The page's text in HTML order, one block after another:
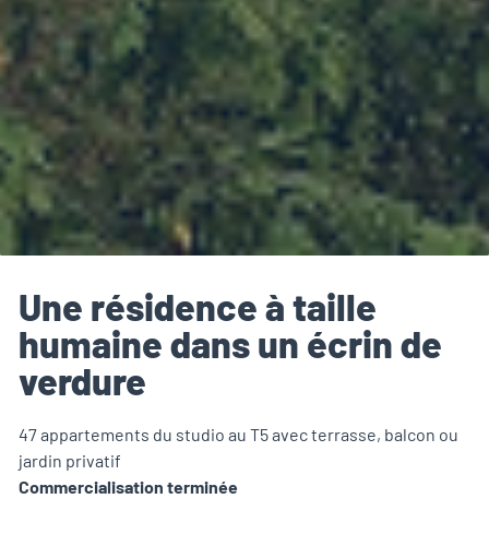
Une résidence à taille
humaine dans un écrin de
verdure
47 appartements du studio au T5 avec terrasse, balcon ou
jardin privatif
Commercialisation terminée